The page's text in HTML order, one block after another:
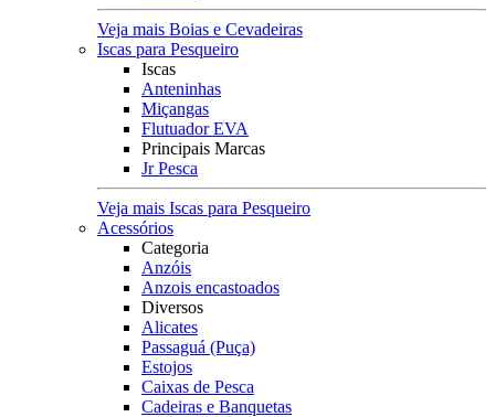
Veja mais Boias e Cevadeiras
Iscas para Pesqueiro
Iscas
Anteninhas
Miçangas
Flutuador EVA
Principais Marcas
Jr Pesca
Veja mais Iscas para Pesqueiro
Acessórios
Categoria
Anzóis
Anzois encastoados
Diversos
Alicates
Passaguá (Puça)
Estojos
Caixas de Pesca
Cadeiras e Banquetas